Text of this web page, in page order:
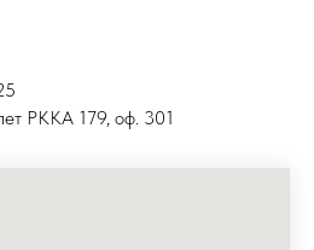
РККА 179, оф. 301